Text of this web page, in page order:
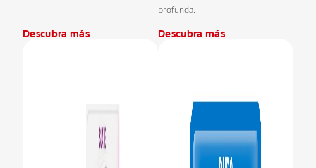
Descubra más
profunda.
Descubra más